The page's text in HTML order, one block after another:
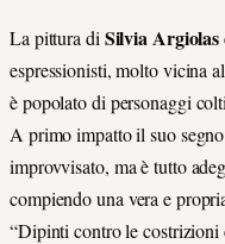
La pittura di Silvia Argiolas
espressionisti, molto vicina
è popolato di personaggi
A primo impatto il suo
improvvisato, ma è tutto
compiendo una vera e
“Dipinti contro le costrizioni